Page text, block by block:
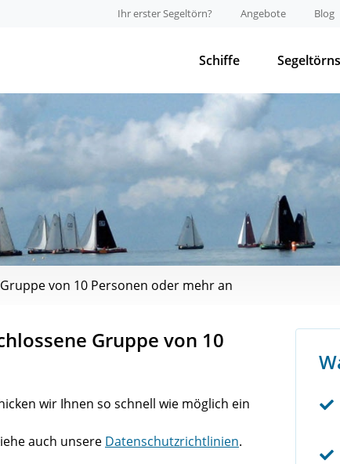
Ihr erster Segeltörn? Angebote Blog
Schiffe Segeltörns
von 10 Personen oder mehr an
Gruppe von 10
wir Ihnen so schnell wie möglich ein
auch unsere Datenschutzrichtlinien.